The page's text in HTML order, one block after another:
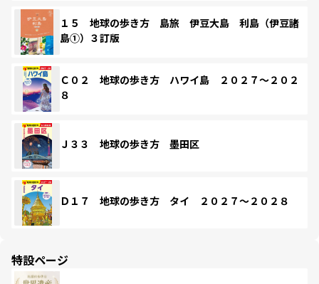
１５ 地球の歩き方 島旅 伊豆大島 利島（伊豆諸
島①）３訂版
Ｃ０２ 地球の歩き方 ハワイ島 ２０２７～２０２
８
Ｊ３３ 地球の歩き方 墨田区
Ｄ１７ 地球の歩き方 タイ ２０２７～２０２８
特設ページ